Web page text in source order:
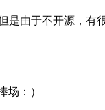
是由于不开源，有
场：）